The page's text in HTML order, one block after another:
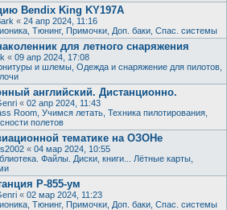
Bendix King KY197A
« 24 апр 2024, 11:16
Тюнинг, Примочки, Доп. баки, Спас. системы
для летного снаряжения
« 09 апр 2024, 17:08
и шлемы, Одежда и снаряжение для пилотов,
английский. Дистанционно.
« 02 апр 2024, 11:43
Room, Учимся летать, Техника пилотирования,
полетов
тематике на ОЗОНе
« 04 мар 2024, 10:55
Файлы. Диски, книги... Лётные карты,
Р-855-ум
« 02 мар 2024, 11:23
Тюнинг, Примочки, Доп. баки, Спас. системы